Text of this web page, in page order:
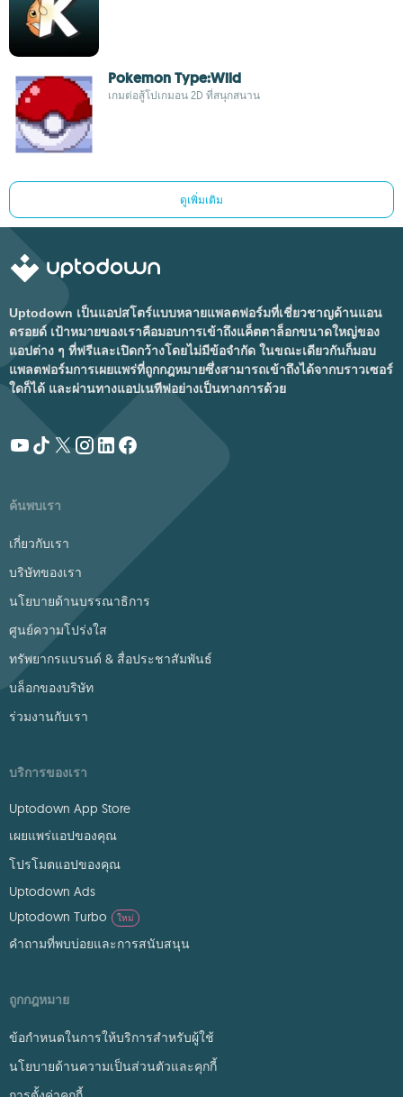
Pokemon Type:Wild
เกมต่อสู้โปเกมอน 2D ที่สนุกสนาน
ดูเพิ่มเติม
Uptodown เป็นแอปสโตร์แบบหลายแพลตฟอร์มที่เชี่ยวชาญด้านแอน
ดรอยด์ เป้าหมายของเราคือมอบการเข้าถึงแค็ตตาล็อกขนาดใหญ่ของ
แอปต่าง ๆ ที่ฟรีและเปิดกว้างโดยไม่มีข้อจำกัด ในขณะเดียวกันก็มอบ
แพลตฟอร์มการเผยแพร่ที่ถูกกฎหมายซึ่งสามารถเข้าถึงได้จากบราวเซอร์
ใดก็ได้ และผ่านทางแอปเนทีฟอย่างเป็นทางการด้วย
ค้นพบเรา
เกี่ยวกับเรา
บริษัทของเรา
นโยบายด้านบรรณาธิการ
ศูนย์ความโปร่งใส
ทรัพยากรแบรนด์ & สื่อประชาสัมพันธ์
บล็อกของบริษัท
ร่วมงานกับเรา
บริการของเรา
Uptodown App Store
เผยแพร่แอปของคุณ
โปรโมตแอปของคุณ
Uptodown Ads
Uptodown Turbo
ใหม่
คำถามที่พบบ่อยและการสนับสนุน
ถูกกฎหมาย
ข้อกำหนดในการให้บริการสำหรับผู้ใช้
นโยบายด้านความเป็นส่วนตัวและคุกกี้